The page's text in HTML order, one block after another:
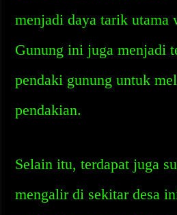
menjadi daya tarik utama
Gunung ini juga menjadi
pendaki gunung untuk
pendakian.
Selain itu, terdapat juga
mengalir di sekitar desa